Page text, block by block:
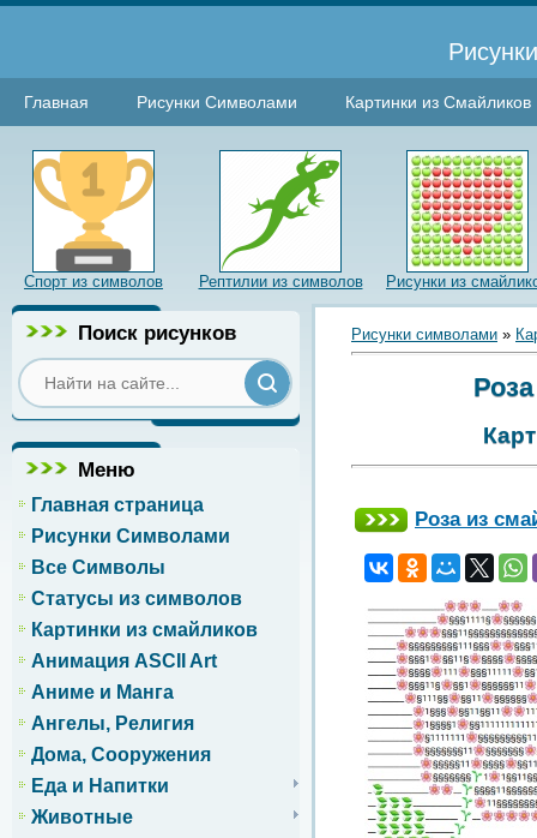
Главная Рисунки Символами Картинки из Смайликов
Спорт из символов Рептилии из символов Рисунки из
Поиск рисунков
Меню
Главная страница
Рисунки Символами
Все Символы
Статусы из символов
Картинки из смайликов
Анимация ASCII Art
Аниме и Манга
Ангелы, Религия
Дома, Сооружения
Еда и Напитки
Животные
Рисунки символами »
Роза из